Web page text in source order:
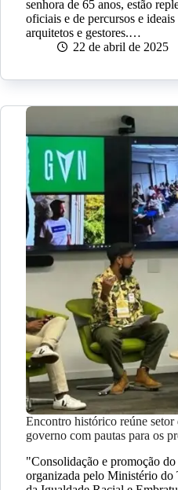
senhora de 65 anos, estão
oficiais e de percursos e ideais
arquitetos e gestores.…
22 de abril de 2025
Encontro histórico reúne
governo com pautas para os
"Consolidação e promoção
organizada pelo Ministério